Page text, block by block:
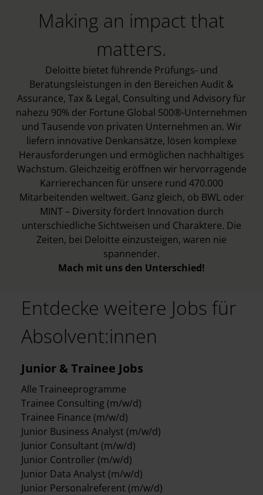
Making an impact that
matters.
Deloitte bietet führende Prüfungs- und
Beratungsleistungen in den Bereichen Audit &
Assurance, Tax & Legal, Consulting und Advisory für
nahezu 90% der Fortune Global 500®-Unternehmen
und Tausende von privaten Unternehmen an. Wir
liefern innovative Denkansätze, lösen komplexe
Herausforderungen und ermöglichen nachhaltiges
Wachstum. Gleichzeitig eröffnen wir hervorragende
Karrierechancen für unsere rund 470.000
Mitarbeitenden weltweit. Ganz gleich, ob BWL oder
MINT – Diversity fördert Innovation durch
unterschiedliche Sichtweisen und Charaktere. Die
Zeiten, bei Deloitte einzusteigen, waren nie
spannender.
Mach mit uns den Unterschied!
Entdecke weitere Jobs für
Absolvent:innen
Junior & Trainee Jobs
Alle Traineeprogramme
Trainee Consulting (m/w/d)
Trainee Finance (m/w/d)
Junior Business Analyst (m/w/d)
Junior Consultant (m/w/d)
Junior Controller (m/w/d)
Junior Data Analyst (m/w/d)
Junior Personalreferent (m/w/d)